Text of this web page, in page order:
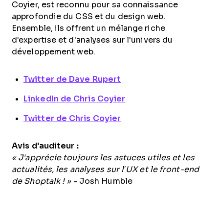
Coyier, est reconnu pour sa connaissance
approfondie du CSS et du design web.
Ensemble, ils offrent un mélange riche
d'expertise et d'analyses sur l'univers du
développement web.
Twitter de Dave Rupert
LinkedIn de Chris Coyier
Twitter de Chris Coyier
Avis d'auditeur :
« J'apprécie toujours les astuces utiles et les
actualités, les analyses sur l’UX et le front-end
de Shoptalk ! » - Josh Humble